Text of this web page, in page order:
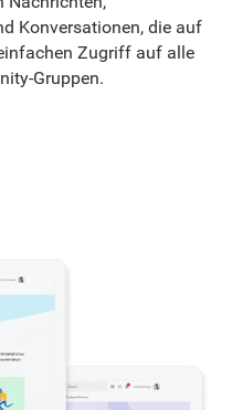
Konversationen, die auf
Zugriff auf alle
Gruppen.